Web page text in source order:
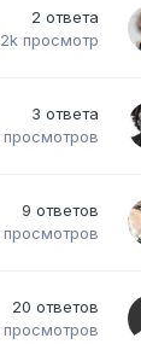
2 ответа
2k просмотр
3 ответа
просмотров
9 ответов
просмотров
20 ответов
просмотров